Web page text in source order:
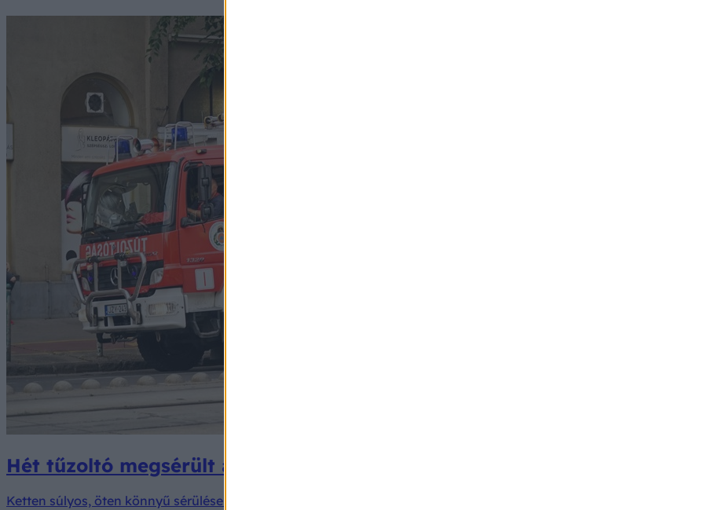
Hét tűzoltó megsérült a viharkárok felszámolása közben
Ketten súlyos, öten könnyű sérüléseket szenvedtek. Az egyik súlyos sérültnek a további kezeléséhez irányított